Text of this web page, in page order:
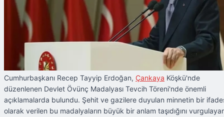
Cumhurbaşkanı Recep Tayyip Erdoğan, Çankaya Köşkü'nde
düzenlenen Devlet Övünç Madalyası Tevcih Töreni'nde önemli
açıklamalarda bulundu. Şehit ve gazilere duyulan minnetin bir
olarak verilen bu madalyaların büyük bir anlam taşıdığını